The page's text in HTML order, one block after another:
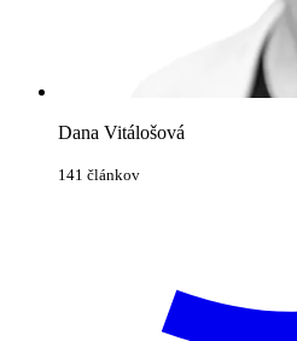
Dana Vitálošová
141 článkov